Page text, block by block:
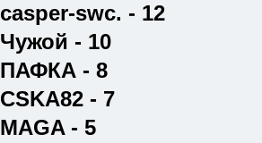
casper-swc. - 12
Чужой - 10
ПАФКА - 8
CSKA82 - 7
MAGA - 5